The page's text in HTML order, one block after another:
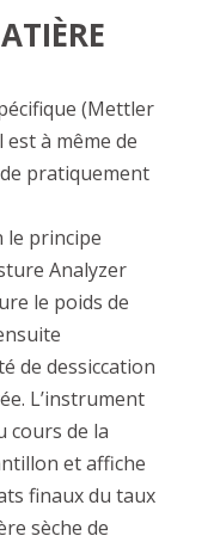
(Mettler
est à même de
pratiquement
le principe
Analyzer
le poids de
de dessiccation
L’instrument
cours de la
et affiche
finaux du taux
sèche de